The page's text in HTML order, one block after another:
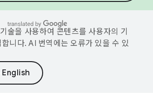
술을 사용하여 콘텐츠를 사용자의 기
니다. AI 번역에는 오류가 있을 수 있